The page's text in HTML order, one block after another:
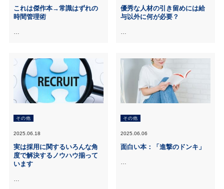
これは傑作本→常識はずれの
時間管理術
優秀な人材の引き留めには給
与以外に何が必要？
その他
2025.06.18
実は採用に関するいろんな角
度で解決するノウハウ揃って
います
…
その他
2025.06.06
面白い本：「進撃のドンキ」
…